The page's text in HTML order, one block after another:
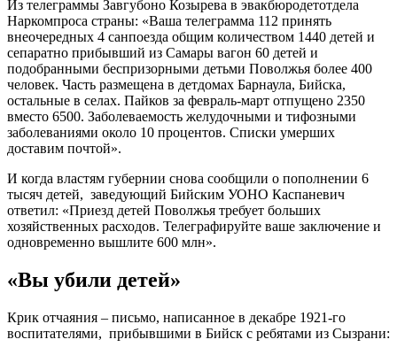
Из телеграммы Завгубоно Козырева в эвакбюродетотдела
Наркомпроса страны: «Ваша телеграмма 112 принять
внеочередных 4 санпоезда общим количеством 1440 детей и
сепаратно прибывший из Самары вагон 60 детей и
подобранными беспризорными детьми Поволжья более 400
человек. Часть размещена в детдомах Барнаула, Бийска,
остальные в селах. Пайков за февраль-март отпущено 2350
вместо 6500. Заболеваемость желудочными и тифозными
заболеваниями около 10 процентов. Списки умерших
доставим почтой».
И когда властям губернии снова сообщили о пополнении 6
тысяч детей, заведующий Бийским УОНО Каспаневич
ответил: «Приезд детей Поволжья требует больших
хозяйственных расходов. Телеграфируйте ваше заключение и
одновременно вышлите 600 млн».
«Вы убили детей»
Крик отчаяния – письмо, написанное в декабре 1921-го
воспитателями, прибывшими в Бийск с ребятами из Сызрани: